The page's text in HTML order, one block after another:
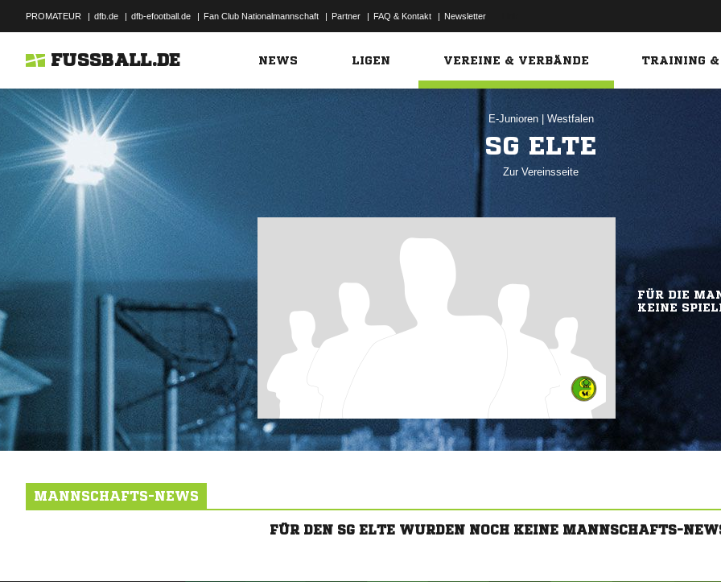
PROMATEUR | dfb.de | dfb-efootball.de | Fan Club Nationalmannschaft | Partner | FAQ & Kontakt | Newsletter
FUSSBALL.DE NEWS LIGEN VEREINE & VERBÄNDE TRAINING &
E-Junioren Westfalen
SG ELTE
Zur Vereinsseite
FÜR DIE
KEINE
MANNSCHAFTS-NEWS
FÜR DEN SG ELTE WURDEN NOCH KEINE MANNSCHAFTS-